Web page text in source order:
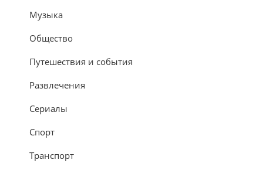
Музыка
Общество
Путешествия и события
Развлечения
Сериалы
Спорт
Транспорт